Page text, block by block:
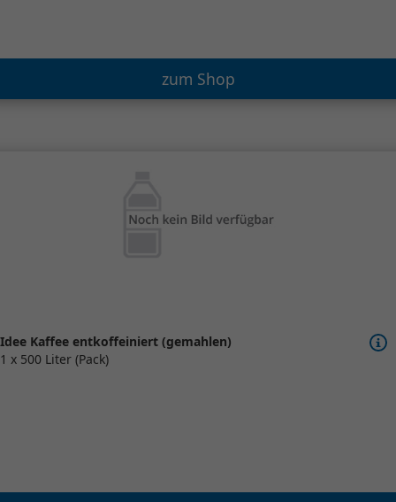
zum Shop
Idee Kaffee entkoffeiniert (gemahlen)
1 x 500 Liter (Pack)